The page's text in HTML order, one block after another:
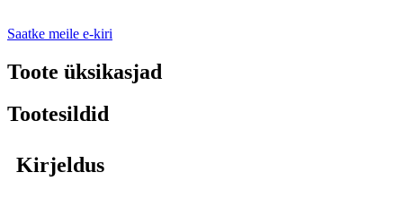
Saatke meile e-kiri
Toote üksikasjad
Tootesildid
Kirjeldus